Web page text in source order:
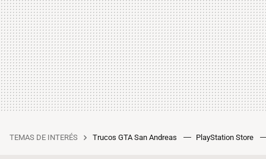
TEMAS DE INTERÉS Trucos GTA San Andreas PlayStation Store